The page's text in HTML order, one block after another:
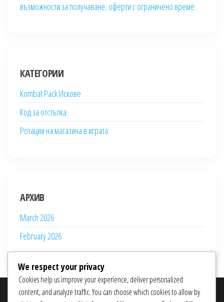
възможности за получаване, оферти с ограничено време
КАТЕГОРИИ
Kombat Pack Искове
Код за отстъпка
Ротации на магазина в играта
АРХИВ
March 2026
February 2026
ТЪРСЕНЕ
We respect your privacy
Cookies help us improve your experience, deliver personalized
content, and analyze traffic. You can choose which cookies to allow by